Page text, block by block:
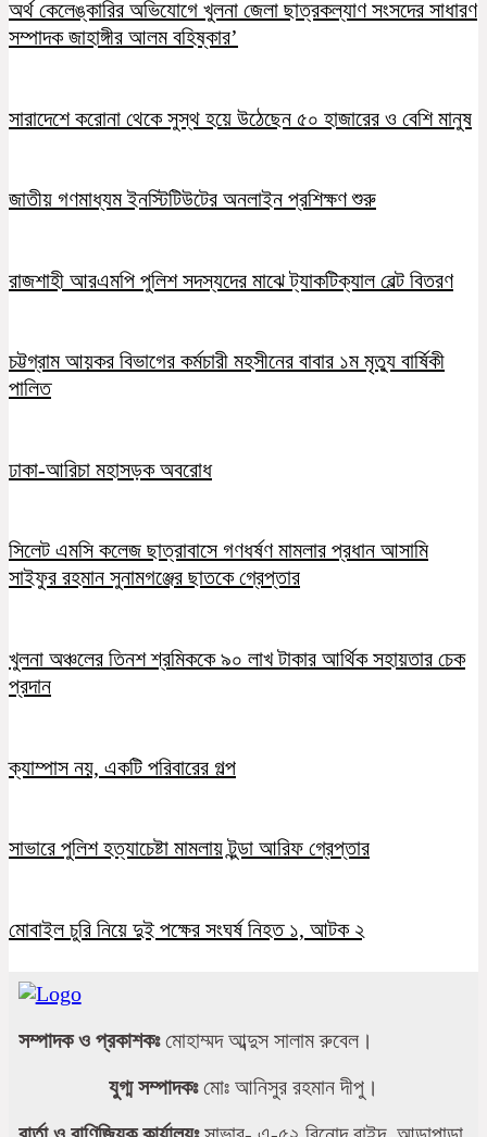
অর্থ কেলেঙ্কারির অভিযোগে খুলনা জেলা ছাত্রকল্যাণ সংসদের সাধারণ
সম্পাদক জাহাঙ্গীর আলম বহিষ্কার’
সারাদেশে করোনা থেকে সুস্থ হয়ে উঠেছেন ৫০ হাজারের ও বেশি মানুষ
জাতীয় গণমাধ্যম ইনস্টিটিউটের অনলাইন প্রশিক্ষণ শুরু
রাজশাহী আরএমপি পুলিশ সদস্যদের মাঝে ট্যাকটিক্যাল বেল্ট বিতরণ
চট্টগ্রাম আয়কর বিভাগের কর্মচারী মহসীনের বাবার ১ম মৃত্যু বার্ষিকী
পালিত
ঢাকা-আরিচা মহাসড়ক অবরোধ
সিলেট এমসি কলেজ ছাত্রাবাসে গণধর্ষণ মামলার প্রধান আসামি
সাইফুর রহমান সুনামগঞ্জের ছাতকে গ্রেপ্তার
খুলনা অঞ্চলের তিনশ শ্রমিককে ৯০ লাখ টাকার আর্থিক সহায়তার চেক
প্রদান
ক্যাম্পাস নয়, একটি পরিবারের গল্প
সাভারে পুলিশ হত্যাচেষ্টা মামলায় টুন্ডা আরিফ গ্রেপ্তার
মোবাইল চুরি নিয়ে দুই পক্ষের সংঘর্ষ নিহত ১, আটক ২
সম্পাদক ও প্রকাশকঃমোহাম্মদ আব্দুস সালাম রুবেল।
যুগ্ম সম্পাদকঃমোঃ আনিসুর রহমান দীপু।